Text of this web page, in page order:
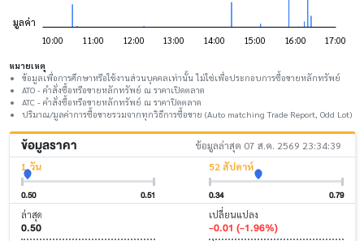
หมายเหตุ
ข้อมูลเพื่อการศึกษาหรือใช้งานส่วนบุคคลเท่านั้น ไม่ใช่เพื่อประกอบการซื้อขายหลักทรัพย์
ATO - คำสั่งซื้อหรือขายหลักทรัพย์ ณ ราคาเปิดตลาด
ATC - คำสั่งซื้อหรือขายหลักทรัพย์ ณ ราคาปิดตลาด
ปริมาณ/มูลค่าการซื้อขายรวมจากทุกวิธีการซื้อขาย (Auto matching Trade Report, Odd Lot)
ข้อมูลราคา
ข้อมูลล่าสุด 07 ส.ค. 2569 23:34:39
1 วัน
0.50 0.51
52 สัปดาห์
0.34 0.79
ล่าสุด
0.50
เปลี่ยนแปลง
-0.01 (-1.96%)